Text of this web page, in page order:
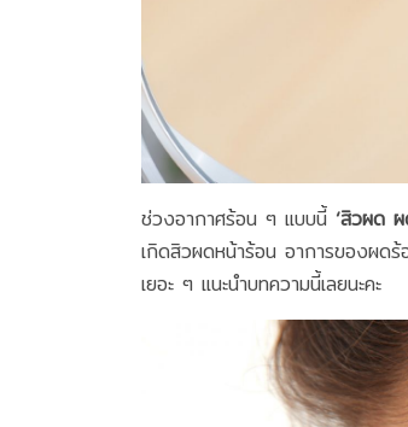
ช่วงอากาศร้อน ๆ แบบนี้ ‘สิวผด
เกิดสิวผดหน้าร้อน อาการของผด
เยอะ ๆ แนะนำบทความนี้เลยนะคะ